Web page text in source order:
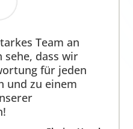
Team an jedem
wir
für jeden
und zu einem